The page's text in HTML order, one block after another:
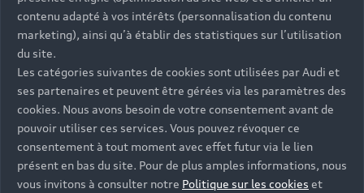
Informations et Service Clients
Accessibilité - Clients Sourds et Malentendants
Trouver mon Partenaire Audi
Berline
Avant
SUV électrique
SUV hybride
SUV
SUV compact
Financer mon Audi
Audi rent : location courte durée
Espace Client Audi Financial Services
Heycar
Voiture hybride
Voiture commerciale
Voiture de direction
SUV société
Achat véhicule de société
Entretenir et réparer mon Audi
Offres Après-Vente
Accessoires et équipements
Espace personnel myAudi
Informations client
Histoire du progrès
Notre vision
Nos technologies
© 2026 Audi France. Tous droits réservés.
Mentions légales
Politique sur les cookies
Gérer vos cookies
Politique de confidentialité
contenu adapté à vos intérêts (personnalisation du contenu
marketing), ainsi qu’à établir des statistiques sur l’utilisation
du site.
Les catégories suivantes de cookies sont utilisées par Audi et
ses partenaires et peuvent être gérées via les paramètres des
cookies. Nous avons besoin de votre consentement avant de
pouvoir utiliser ces services. Vous pouvez révoquer ce
consentement à tout moment avec effet futur via le lien
présent en bas du site. Pour de plus amples informations, nous
vous invitons à consulter notre Politique sur les cookies et